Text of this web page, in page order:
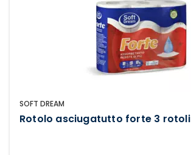
SOFT DREAM
Rotolo asciugatutto forte 3 rotoli